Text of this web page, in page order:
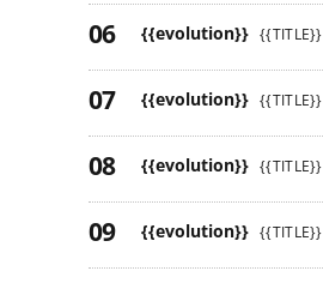
{{evolution}} {{TITLE}}
{{evolution}} {{TITLE}}
{{evolution}} {{TITLE}}
{{evolution}} {{TITLE}}